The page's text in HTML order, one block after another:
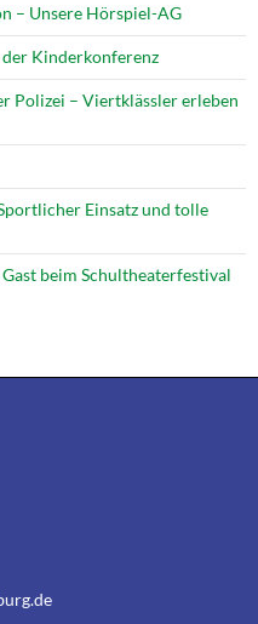
– Unsere Hörspiel-AG
der Kinderkonferenz
Polizei – Viertklässler erleben
Einsatz und tolle
beim Schultheaterfestival